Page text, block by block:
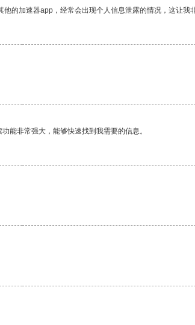
的加速器app，经常会出现个人信息泄露的情况，这让我
能非常强大，能够快速找到我需要的信息。